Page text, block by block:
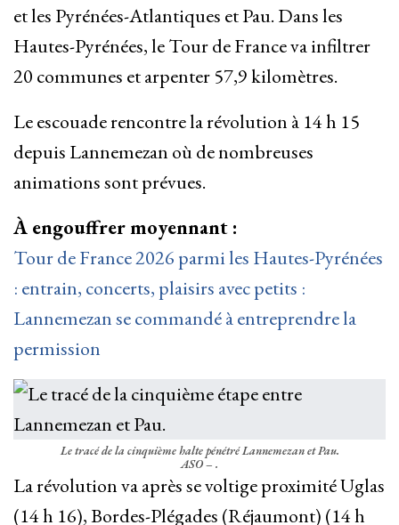
et les Pyrénées-Atlantiques et Pau. Dans les
Hautes-Pyrénées, le Tour de France va infiltrer
20 communes et arpenter 57,9 kilomètres.
Le escouade rencontre la révolution à 14 h 15
depuis Lannemezan où de nombreuses
animations sont prévues.
À engouffrer moyennant :
Tour de France 2026 parmi les Hautes-Pyrénées
: entrain, concerts, plaisirs avec petits :
Lannemezan se commandé à entreprendre la
permission
Le tracé de la cinquième halte pénétré Lannemezan et Pau.
ASO – .
La révolution va après se voltige proximité Uglas
(14 h 16), Bordes-Plégades (Réjaumont) (14 h